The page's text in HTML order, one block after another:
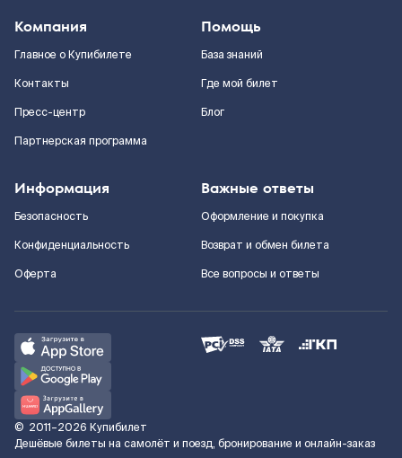
Компания
Главное о Купибилете
Контакты
Пресс-центр
Партнерская программа
Помощь
База знаний
Где мой билет
Блог
Информация
Безопасность
Конфиденциальность
Оферта
Важные ответы
Оформление и покупка
Возврат и обмен билета
Все вопросы и ответы
© 2011–2026 Купибилет
Дешёвые билеты на самолёт и поезд, бронирование и онлайн-заказ